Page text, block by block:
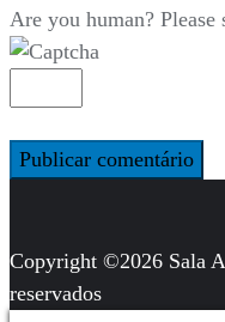
Are you human? Please
Copyright ©2026 Sala
reservados